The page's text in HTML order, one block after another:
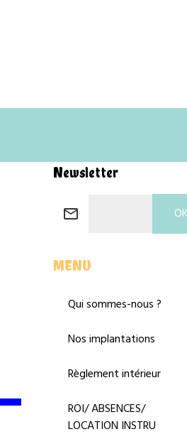
Newsletter
OK
MENU
Qui sommes-nous ?
Nos implantations
Règlement intérieur
ROI/ ABSENCES/
LOCATION INSTRU